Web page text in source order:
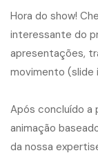
​Hora do show!
interessante do
apresentações,
movimento (slide
Após concluído a
animação
da nossa